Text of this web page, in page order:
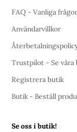
FAQ - Vanliga frågor
Användarvillkor
Trustpilot - Se våra
Registrera butik
Butik - Beställ
Se oss i butik!